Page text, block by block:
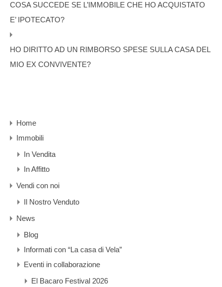
COSA SUCCEDE SE L’IMMOBILE CHE HO ACQUISTATO
E’ IPOTECATO?
HO DIRITTO AD UN RIMBORSO SPESE SULLA CASA DEL
MIO EX CONVIVENTE?
Home
Immobili
In Vendita
In Affitto
Vendi con noi
Il Nostro Venduto
News
Blog
Informati con “La casa di Vela”
Eventi in collaborazione
El Bacaro Festival 2026